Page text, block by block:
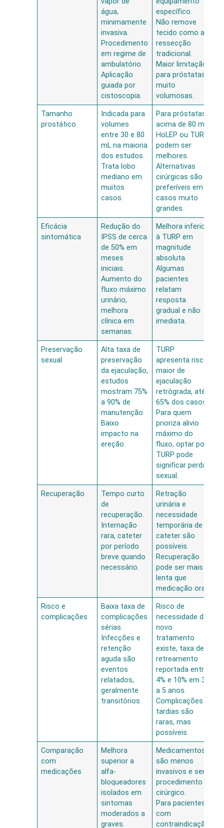
água,
minimamente
invasiva.
Procedimento
em regime de
ambulatório.
Aplicação
guiada por
cistoscopia.
específico.
Não remove
tecido como a
ressecção
tradicional.
Maior limitação
para próstatas
muito
volumosas.
Tamanho
prostático
Indicada para
volumes
entre 30 e 80
mL na maioria
dos estudos.
Trata lobo
mediano em
muitos
casos.
Para próstatas
acima de 80 mL,
HoLEP ou TURP
podem ser
melhores.
Alternativas
cirúrgicas são
preferíveis em
casos muito
grandes.
Eficácia
sintomática
Redução do
IPSS de cerca
de 50% em
meses
iniciais.
Aumento do
fluxo máximo
urinário,
melhora
clínica em
semanas.
Melhora inferior
à TURP em
magnitude
absoluta.
Algumas
pacientes
relatam
resposta
gradual e não
imediata.
Preservação
sexual
Alta taxa de
preservação
da ejaculação,
estudos
mostram 75%
a 90% de
manutenção.
Baixo
impacto na
ereção.
TURP
apresenta risco
maior de
ejaculação
retrógrada, até
65% dos casos.
Para quem
prioriza alivio
máximo do
fluxo, optar por
TURP pode
significar perda
sexual.
Recuperação
Tempo curto
de
recuperação.
Internação
rara, cateter
por período
breve quando
necessário.
Retração
urinária e
necessidade
temporária de
cateter são
possíveis.
Recuperação
pode ser mais
lenta que
medicação oral.
Risco e
complicações
Baixa taxa de
complicações
sérias.
Infecções e
retenção
aguda são
eventos
relatados,
geralmente
transitórios.
Risco de
necessidade de
novo
tratamento
existe, taxa de
retreamento
reportada entre
4% e 10% em 3
a 5 anos.
Complicações
tardias são
raras, mas
possíveis.
Comparação
com
medicações
Melhora
superior a
alfa-
bloqueadores
isolados em
sintomas
moderados a
graves.
Medicamentos
são menos
invasivos e sem
procedimento
cirúrgico.
Para pacientes
com
contraindicação